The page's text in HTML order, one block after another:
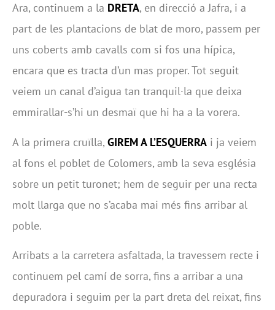
Ara, continuem a la DRETA, en direcció a Jafra, i a
part de les plantacions de blat de moro, passem per
uns coberts amb cavalls com si fos una hípica,
encara que es tracta d’un mas proper. Tot seguit
veiem un canal d’aigua tan tranquil·la que deixa
emmirallar-s’hi un desmaï que hi ha a la vorera.
A la primera cruïlla, GIREM A L’ESQUERRA i ja veiem
al fons el poblet de Colomers, amb la seva església
sobre un petit turonet; hem de seguir per una recta
molt llarga que no s’acaba mai més fins arribar al
poble.
Arribats a la carretera asfaltada, la travessem recte i
continuem pel camí de sorra, fins a arribar a una
depuradora i seguim per la part dreta del reixat, fins